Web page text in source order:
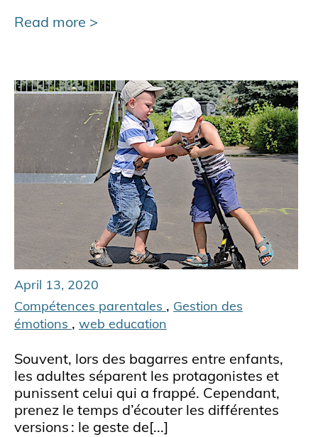
Read more
April 13, 2020
Compétences parentales , Gestion des
émotions , web education
Souvent, lors des bagarres entre enfants,
les adultes séparent les protagonistes et
punissent celui qui a frappé. Cependant,
prenez le temps d’écouter les différentes
versions : le geste de[...]